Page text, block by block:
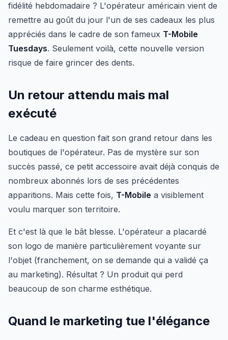
fidélité hebdomadaire ? L'opérateur américain vient de
remettre au goût du jour l'un de ses cadeaux les plus
appréciés dans le cadre de son fameux T-Mobile
Tuesdays. Seulement voilà, cette nouvelle version
risque de faire grincer des dents.
Un retour attendu mais mal
exécuté
Le cadeau en question fait son grand retour dans les
boutiques de l'opérateur. Pas de mystère sur son
succès passé, ce petit accessoire avait déjà conquis de
nombreux abonnés lors de ses précédentes
apparitions. Mais cette fois, T-Mobile a visiblement
voulu marquer son territoire.
Et c'est là que le bât blesse. L'opérateur a placardé
son logo de manière particulièrement voyante sur
l'objet (franchement, on se demande qui a validé ça
au marketing). Résultat ? Un produit qui perd
beaucoup de son charme esthétique.
Quand le marketing tue l'élégance